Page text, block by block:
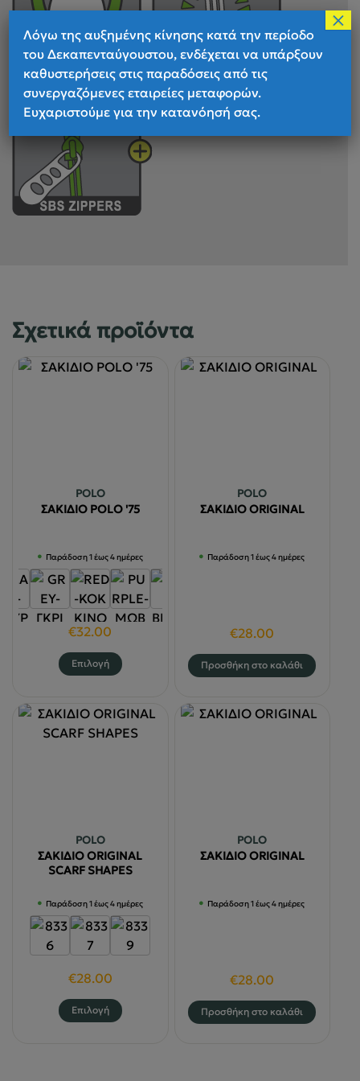
Σχετικά προϊόντα
POLO
ΣΑΚΙΔΙΟ POLO '75
Παράδοση 1 έως 4 ημέρες
€32.00
Επιλογή
Αυτό
το
έχει
πολλαπλές
επιλεγούν
στη
του
προϊόντος
POLO
ΣΑΚΙΔΙΟ ORIGINAL
Παράδοση 1 έως 4 ημέρες
€28.00
Προσθήκη στο καλάθι
POLO
ΣΑΚΙΔΙΟ ORIGINAL
SCARF SHAPES
Παράδοση 1 έως 4 ημέρες
€28.00
Επιλογή
Αυτό
το
POLO
ΣΑΚΙΔΙΟ ORIGINAL
Παράδοση 1 έως 4 ημέρες
€28.00
Προσθήκη στο καλάθι
Λόγω της αυξημένης κίνησης κατά την περίοδο
του Δεκαπενταύγουστου, ενδέχεται να υπάρξουν
καθυστερήσεις στις παραδόσεις από τις
συνεργαζόμενες εταιρείες μεταφορών.
Ευχαριστούμε για την κατανόησή σας.
×